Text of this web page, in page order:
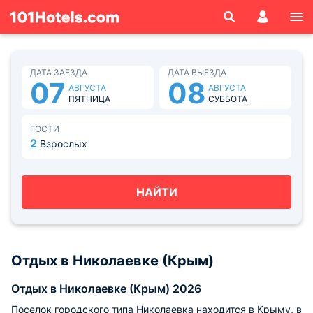
ДАТА ЗАЕЗДА
07 АВГУСТА
ПЯТНИЦА
ДАТА ВЫЕЗДА
08 АВГУСТА
СУББОТА
ГОСТИ
2 Взрослых
НАЙТИ
Отдых в Николаевке (Крым)
Отдых в Николаевке (Крым) 2026
Поселок городского типа Николаевка находится в Крыму, в